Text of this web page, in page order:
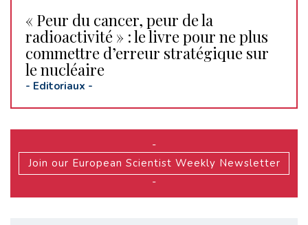
« Peur du cancer, peur de la
radioactivité » : le livre pour ne plus
commettre d’erreur stratégique sur
le nucléaire
- Editoriaux -
-
Join our European Scientist Weekly Newsletter
-